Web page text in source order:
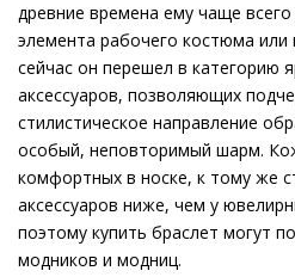
древние времена ему чаще
элемента рабочего костюма или
сейчас он перешел в категорию
аксессуаров, позволяющих
стилистическое направление
особый, неповторимый шарм.
комфортных в носке, к тому же
аксессуаров ниже, чем у
поэтому купить браслет могут
модников и модниц.